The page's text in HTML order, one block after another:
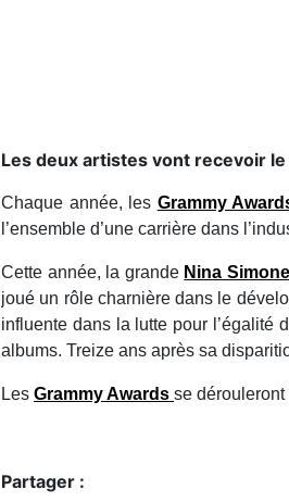
Les deux artistes vont recevoir
Chaque année, les Grammy
l’ensemble d’une carrière dans
Cette année, la grande Nina Simone
joué un rôle charnière dans le
influente dans la lutte pour l’égalité
albums. Treize ans après sa
Les Grammy Awards se
Partager :